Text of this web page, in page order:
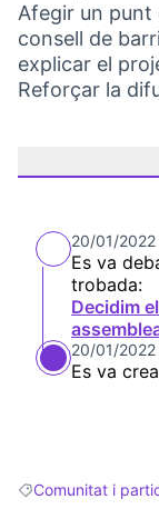
Afegir un punt
consell de
explicar el
Reforçar la
20/01/2022
Es va
trobada:
Decidim
20/01/2022
Es va
Resultats en filtrar
Comunitat i